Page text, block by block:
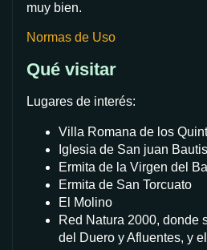
muy bien.
Normas de Uso
Qué visitar
Lugares de interés:
Villa Romana de los
Iglesia de San juan
Ermita de la Virgen del
Ermita de San Torcuato
El Molino
Red Natura 2000, donde
del Duero y Afluentes, y